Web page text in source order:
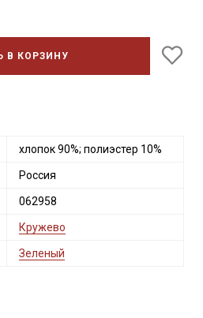
В КОРЗИНУ
хлопок 90%; полиэстер 10%
Россия
062958
Кружево
Зеленый